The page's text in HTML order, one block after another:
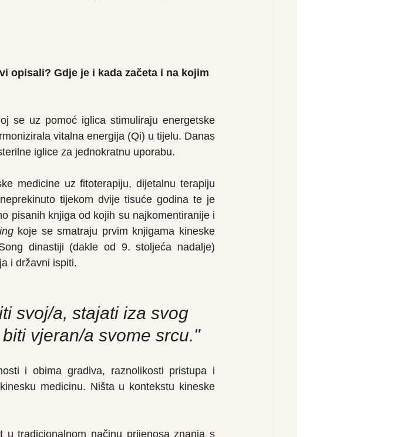
vi opisali? Gdje je i kada začeta i na kojim
se uz pomoć iglica stimuliraju energetske
vitalna energija (Qi) u tijelu. Danas
iglice za jednokratnu uporabu.
tijekom dvije tisuće godina te je
pisanih knjiga od kojih su najkomentiranije i
koje se smatraju prvim knjigama kineske
dinastiji (dakle od 9. stoljeća nadalje)
i državni ispiti.
svoj/a, stajati iza svog
vjeran/a svome srcu."
i obima gradiva, raznolikosti pristupa i
medicinu. Ništa u kontekstu kineske
tradicionalnom načinu prijenosa znanja s